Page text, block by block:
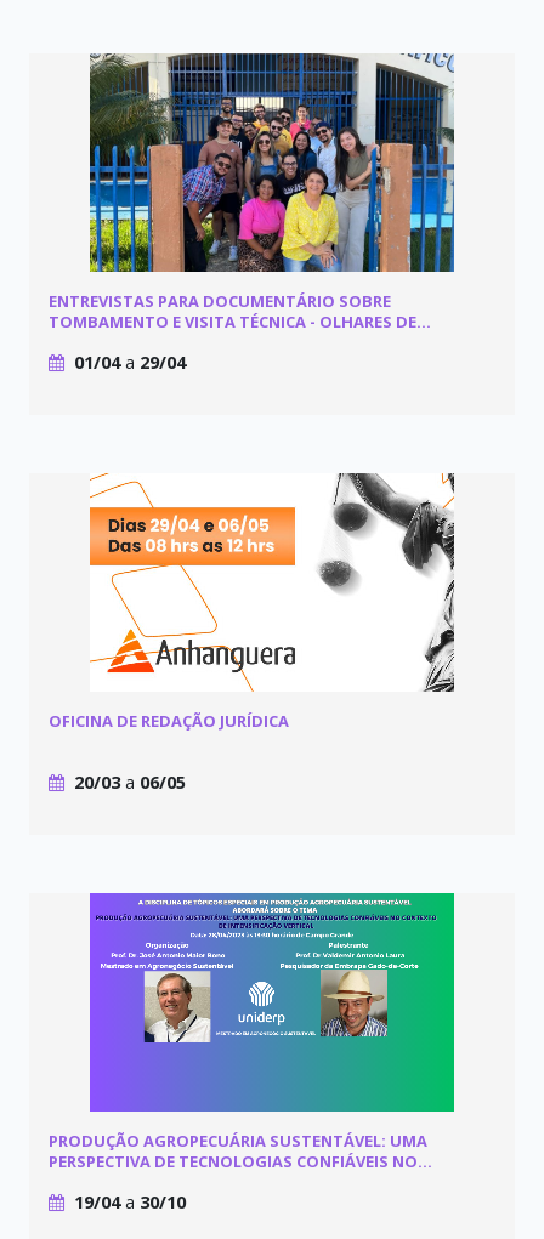
ENTREVISTAS PARA DOCUMENTÁRIO SOBRE
TOMBAMENTO E VISITA TÉCNICA - OLHARES DE
01/04a 29/04
OFICINA DE REDAÇÃO JURÍDICA
20/03a 06/05
PRODUÇÃO AGROPECUÁRIA SUSTENTÁVEL: UMA
PERSPECTIVA DE TECNOLOGIAS CONFIÁVEIS NO
19/04a 30/10